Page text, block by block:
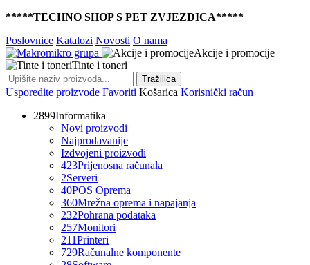
*****TECHNO SHOP S PET ZVJEZDICA*****
Poslovnice Katalozi Novosti O nama
Akcije i promocije
Tinte i toneri
Tražilica
Usporedite proizvode Favoriti Košarica Korisnički račun
2899Informatika
Novi proizvodi
Najprodavanije
Izdvojeni proizvodi
423Prijenosna računala
2Serveri
40POS Oprema
360Mrežna oprema i napajanja
232Pohrana podataka
257Monitori
211Printeri
729Računalne komponente